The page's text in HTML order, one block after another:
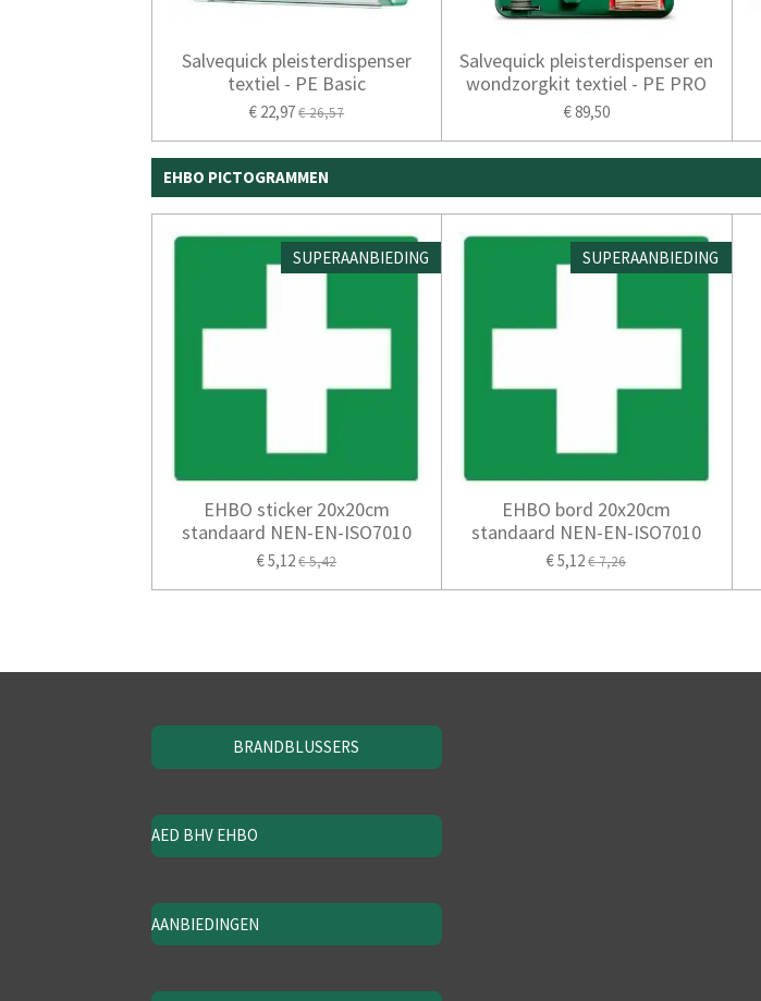
Salvequick pleisterdispenser
textiel - PE Basic
€ 22,97€ 26,57
Salvequick pleisterdispenser en
wondzorgkit textiel - PE PRO
€ 89,50
EHBO PICTOGRAMMEN
SUPERAANBIEDING
EHBO sticker 20x20cm
standaard NEN-EN-ISO7010
€ 5,12€ 5,42
SUPERAANBIEDING
EHBO bord 20x20cm
standaard NEN-EN-ISO7010
€ 5,12€ 7,26
BRANDBLUSSERS
AED BHV EHBO
AANBIEDINGEN